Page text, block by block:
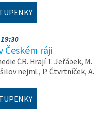
Českém ráji
ČR. Hrají T. Jeřábek, M.
nejml., P. Čtvrtníček, A.